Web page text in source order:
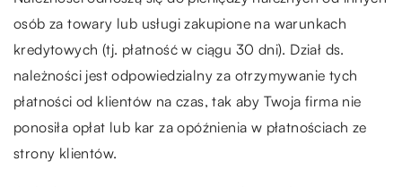
osób za towary lub usługi zakupione na warunkach
kredytowych (tj. płatność w ciągu 30 dni). Dział ds.
należności jest odpowiedzialny za otrzymywanie tych
płatności od klientów na czas, tak aby Twoja firma nie
ponosiła opłat lub kar za opóźnienia w płatnościach ze
strony klientów.